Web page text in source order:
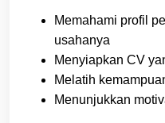
Memahami profil
usahanya
Menyiapkan CV
Melatih
Menunjukkan